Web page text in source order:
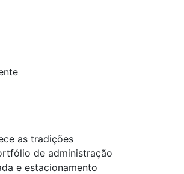
as tradições
de administração
e estacionamento